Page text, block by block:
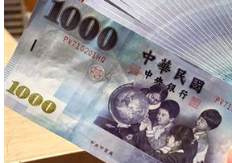
棄高薪顧自閉雙胞兒 單親父仍遭嗆
專家斷言國巨「只跌一半」500元非底
兆基債務風暴！李建成移送北檢複訊
騎車半路沒油 連晨翔寶特瓶買汽油